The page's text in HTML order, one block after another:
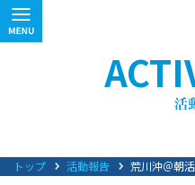
トップ 活動報告 荒川沖＠朝